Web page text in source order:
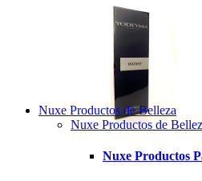
Nuxe Productos de Belleza
Nuxe Productos de
Nuxe Productos